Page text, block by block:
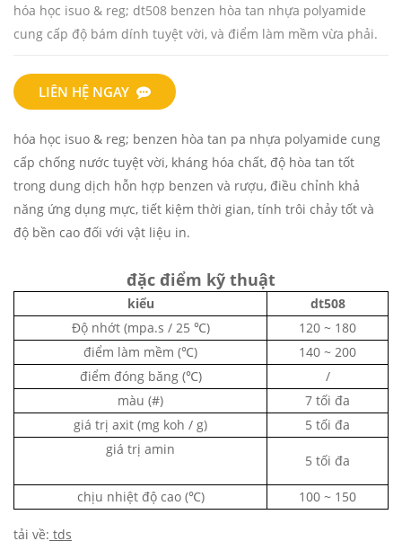
hóa học isuo & reg; dt508 benzen hòa tan nhựa polyamide
cung cấp độ bám dính tuyệt vời, và điểm làm mềm vừa phải.
LIÊN HỆ NGAY
hóa học isuo & reg; benzen hòa tan pa nhựa polyamide cung
cấp chống nước tuyệt vời, kháng hóa chất, độ hòa tan tốt
trong dung dịch hỗn hợp benzen và rượu, điều chỉnh khả
năng ứng dụng mực, tiết kiệm thời gian, tính trôi chảy tốt và
độ bền cao đối với vật liệu in.
đặc điểm kỹ thuật
kiểu
dt508
Độ nhớt (mpa.s / 25 ℃)
120 ~ 180
điểm làm mềm (℃)
140 ~ 200
điểm đóng băng (℃)
/
màu (#)
7 tối đa
giá trị axit (mg koh / g)
5 tối đa
giá trị amin
5 tối đa
chịu nhiệt độ cao(℃) 100 ~ 150
tải về: tds